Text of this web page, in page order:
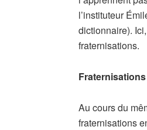
l’instituteur
dictionnaire).
fraternisations.
Fraternisations
Au cours du
fraternisations